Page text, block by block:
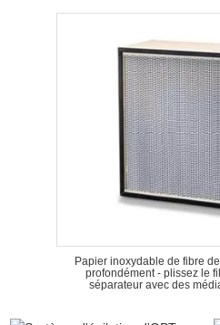
Papier inoxydable de fibre
profondément - plissez le
séparateur avec des